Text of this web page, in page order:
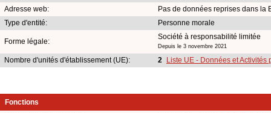
Adresse web:
Pas de données reprises dans la
Type d'entité:
Personne morale
Forme légale:
Société à responsabilité limitée
Depuis le 3 novembre 2021
Nombre d'unités d'établissement (UE): 2 Liste UE - Données et Activités
Fonctions